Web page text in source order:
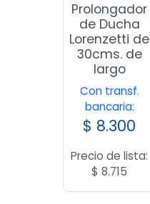
Prolongador
de Ducha
Lorenzetti de
30cms. de
largo
Con transf.
bancaria:
$ 8.300
Precio de lista:
$ 8.715